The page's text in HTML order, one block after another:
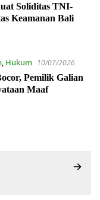
Soliditas TNI-
Keamanan Bali
, Hukum
10/07/2026
Pemilik Galian
Maaf